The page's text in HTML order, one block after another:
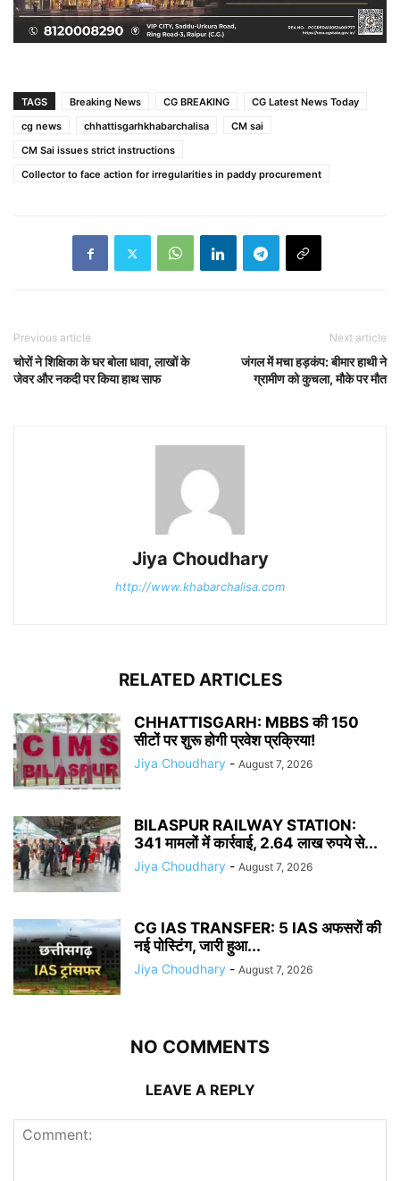
TAGS Breaking News CG BREAKING
CG Latest News Today
cg news
chhattisgarhkhabarchalisa
CM sai
CM Sai issues strict instructions
Collector to face action for irregularities in paddy procurement
Previous article
चोरों ने शिक्षिका के घर बोला धावा, लाखों के
जेवर और नकदी पर किया हाथ साफ
Next article
जंगल में मचा हड़कंप: बीमार हाथी ने
ग्रामीण को कुचला, मौके पर मौत
Jiya Choudhary
http://www.khabarchalisa.com
RELATED ARTICLES
CHHATTISGARH: MBBS की 150
सीटों पर शुरू होगी प्रवेश प्रक्रिया!
Jiya Choudhary - August 7, 2026
BILASPUR RAILWAY STATION:
341 मामलों में कार्रवाई, 2.64 लाख रुपये से...
Jiya Choudhary - August 7, 2026
CG IAS TRANSFER: 5 IAS अफसरों की
नई पोस्टिंग, जारी हुआ...
Jiya Choudhary - August 7, 2026
NO COMMENTS
LEAVE A REPLY